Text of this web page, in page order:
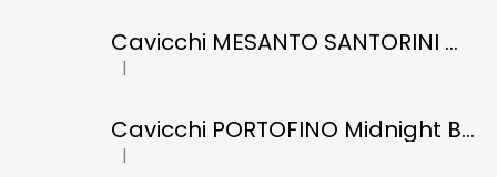
Cavicchi MESANTO SANTORINI Oil Green di ROMANO
Hodnotenie produktu je 5 z 5 hviezdičiek.
|
Cavicchi PORTOFINO Midnight Black di RICCI
Hodnotenie produktu je 5 z 5 hviezdičiek.
|